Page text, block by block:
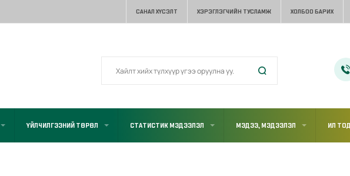
САНАЛ ХҮСЭЛТ ХЭРЭГЛЭГЧИЙН ТУСЛАМЖ ХОЛБОО БАРИХ
ҮЙЛЧИЛГЭЭНИЙ ТӨРӨЛ СТАТИСТИК МЭДЭЭЛЭЛ МЭДЭЭ, МЭДЭЭЛЭЛ ИЛ